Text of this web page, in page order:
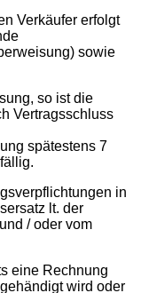
Verkäufer erfolgt
sowie
so ist die
Vertragsschluss
spätestens 7
in
lt. der
/ oder vom
eine Rechnung
wird oder